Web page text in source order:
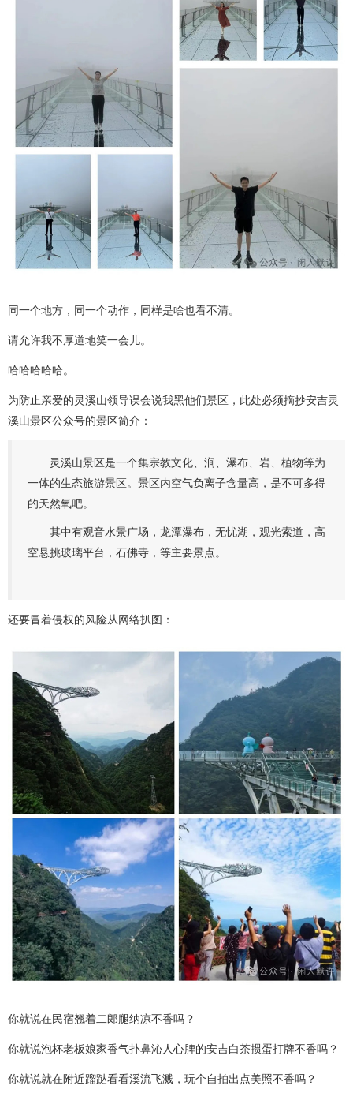
同一个地方，同一个动作，同样是啥也看不清。
请允许我不厚道地笑一会儿。
哈哈哈哈哈。
为防止亲爱的灵溪山领导误会说我黑他们景区，此处必须摘抄安吉灵
溪山景区公众号的景区简介：
灵溪山景区是一个集宗教文化、涧、瀑布、岩、植物等为
一体的生态旅游景区。景区内空气负离子含量高，是不可多得
的天然氧吧。
其中有观音水景广场，龙潭瀑布，无忧湖，观光索道，高
空悬挑玻璃平台，石佛寺，等主要景点。
还要冒着侵权的风险从网络扒图：
你就说在民宿翘着二郎腿纳凉不香吗？
你就说泡杯老板娘家香气扑鼻沁人心脾的安吉白茶掼蛋打牌不香吗？
你就说就在附近蹓跶看看溪流飞溅，玩个自拍出点美照不香吗？